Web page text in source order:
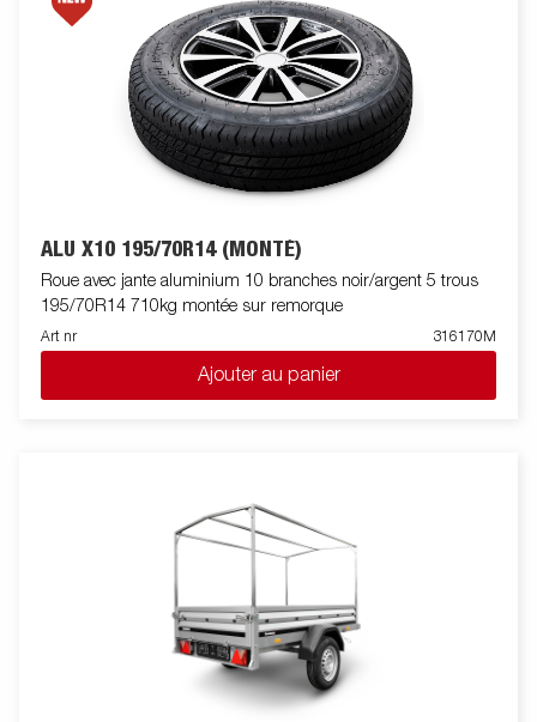
ALU X10 195/70R14 (MONTÉ)
Roue avec jante aluminium 10 branches noir/argent 5 trous
195/70R14 710kg montée sur remorque
Art nr 316170M
Ajouter au panier